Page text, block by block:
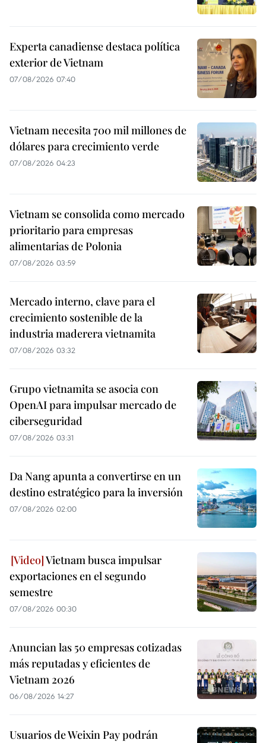
Experta canadiense destaca política
exterior de Vietnam
07/08/2026 07:40
Vietnam necesita 700 mil millones de
dólares para crecimiento verde
07/08/2026 04:23
Vietnam se consolida como mercado
prioritario para empresas
alimentarias de Polonia
07/08/2026 03:59
Mercado interno, clave para el
crecimiento sostenible de la
industria maderera vietnamita
07/08/2026 03:32
Grupo vietnamita se asocia con
OpenAI para impulsar mercado de
ciberseguridad
07/08/2026 03:31
Da Nang apunta a convertirse en un
destino estratégico para la inversión
07/08/2026 02:00
Vietnam busca impulsar
exportaciones en el segundo
semestre
07/08/2026 00:30
Anuncian las 50 empresas cotizadas
más reputadas y eficientes de
Vietnam 2026
06/08/2026 14:27
Usuarios de Weixin Pay podrán